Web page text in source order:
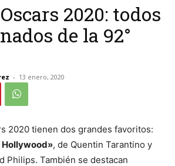
2020: todos
de la 92°
- 13 enero, 2020
2020 tienen dos grandes favoritos:
Hollywood», de Quentin Tarantino y
Philips. También se destacan